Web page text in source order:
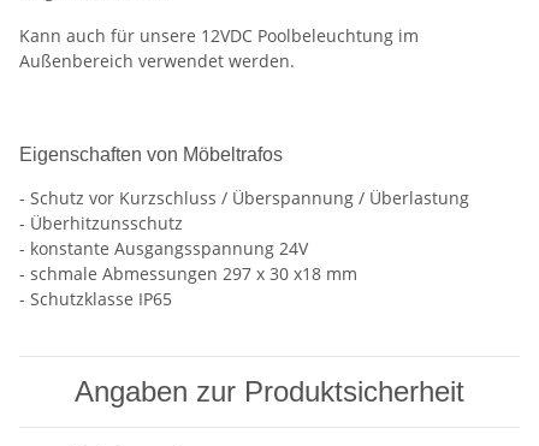
Kann auch für unsere 12VDC Poolbeleuchtung im
Außenbereich verwendet werden.
Eigenschaften von Möbeltrafos
- Schutz vor Kurzschluss / Überspannung / Überlastung
- Überhitzunsschutz
- konstante Ausgangsspannung 24V
- schmale Abmessungen 297 x 30 x18 mm
- Schutzklasse IP65
Angaben zur Produktsicherheit